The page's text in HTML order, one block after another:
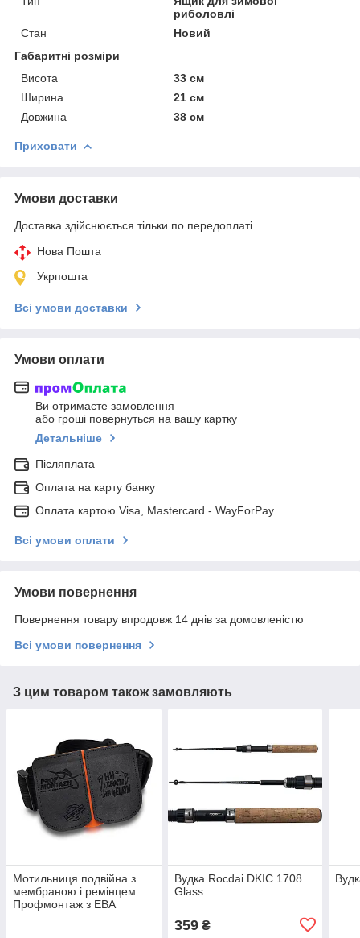
риболовлі
Стан
Новий
Габаритні розміри
Висота
33 см
Ширина
21 см
Довжина
38 см
Приховати
Умови доставки
Доставка здійснюється тільки по передоплаті.
Нова Пошта
Укрпошта
Всі умови доставки
Умови оплати
Ви отримаєте замовлення
або гроші повернуться на вашу картку
Детальніше
Післяплата
Оплата на карту банку
Оплата картою Visa, Mastercard - WayForPay
Всі умови оплати
Умови повернення
Повернення товару впродовж 14 днів за домовленістю
Всі умови повернення
З цим товаром також замовляють
Мотильниця подвійна з
мембраною і ремінцем
Профмонтаж з ЕВА
Вудка Rocdai DKIC 1708
Glass
359₴